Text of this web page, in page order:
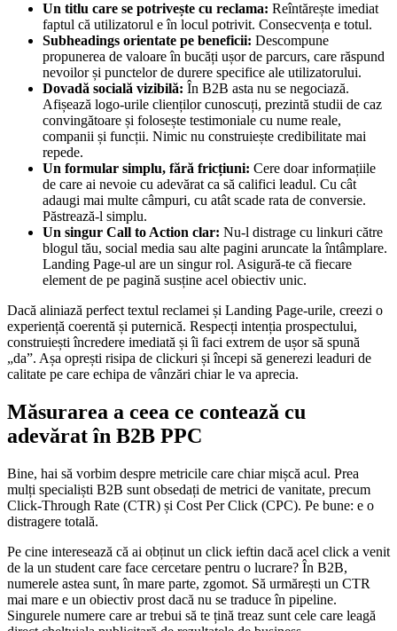
Un titlu care se potrivește cu reclama: Reîntărește imediat
faptul că utilizatorul e în locul potrivit. Consecvența e totul.
Subheadings orientate pe beneficii: Descompune
propunerea de valoare în bucăți ușor de parcurs, care răspund
nevoilor și punctelor de durere specifice ale utilizatorului.
Dovadă socială vizibilă: În B2B asta nu se negociază.
Afișează logo-urile clienților cunoscuți, prezintă studii de caz
convingătoare și folosește testimoniale cu nume reale,
companii și funcții. Nimic nu construiește credibilitate mai
repede.
Un formular simplu, fără fricțiuni: Cere doar informațiile
de care ai nevoie cu adevărat ca să califici leadul. Cu cât
adaugi mai multe câmpuri, cu atât scade rata de conversie.
Păstrează-l simplu.
Un singur Call to Action clar: Nu-l distrage cu linkuri către
blogul tău, social media sau alte pagini aruncate la întâmplare.
Landing Page-ul are un singur rol. Asigură-te că fiecare
element de pe pagină susține acel obiectiv unic.
Dacă aliniază perfect textul reclamei și Landing Page-urile, creezi o
experiență coerentă și puternică. Respecți intenția prospectului,
construiești încredere imediată și îi faci extrem de ușor să spună
„da”. Așa oprești risipa de clickuri și începi să generezi leaduri de
calitate pe care echipa de vânzări chiar le va aprecia.
Măsurarea a ceea ce contează cu
adevărat în B2B PPC
Bine, hai să vorbim despre metricile care chiar mișcă acul. Prea
mulți specialiști B2B sunt obsedați de metrici de vanitate, precum
Click-Through Rate (CTR) și Cost Per Click (CPC). Pe bune: e o
distragere totală.
Pe cine interesează că ai obținut un click ieftin dacă acel click a venit
de la un student care face cercetare pentru o lucrare? În B2B,
numerele astea sunt, în mare parte, zgomot. Să urmărești un CTR
mai mare e un obiectiv prost dacă nu se traduce în pipeline.
Singurele numere care ar trebui să te țină treaz sunt cele care leagă